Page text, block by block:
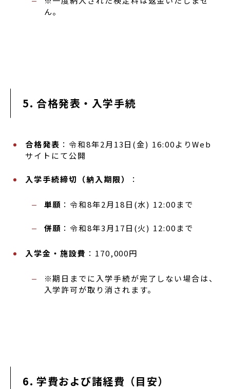
ん。
5. 合格発表・入学手続
合格発表 ：令和8年2月13日(金) 16:00よりWeb
サイトにて公開
入学手続締切（納入期限） ：
単願 ：令和8年2月18日(水) 12:00まで
併願 ：令和8年3月17日(火) 12:00まで
入学金・施設費 ：170,000円
※期日までに入学手続が完了しない場合は、
入学許可が取り消されます。
6. 学費および諸経費（目安）